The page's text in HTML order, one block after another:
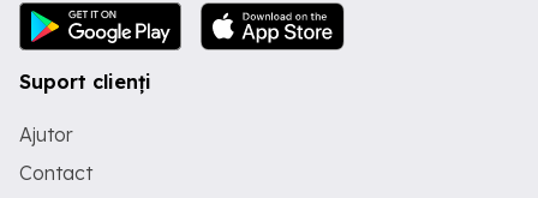
Suport clienți
Ajutor
Contact